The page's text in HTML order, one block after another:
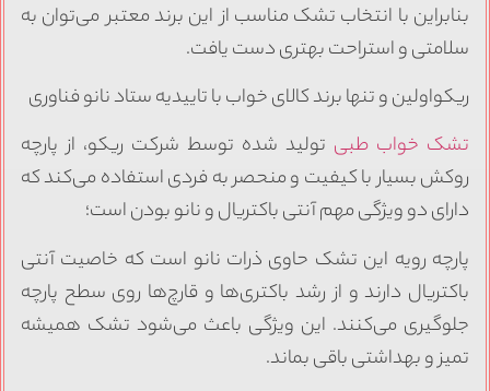
با انتخاب تشک مناسب از این برند معتبر می‌توان به
و استراحت بهتری دست یافت.
و تنها برند کالای خواب با تاییدیه ستاد نانو فناوری
خواب طبیتولید شده توسط شرکت ریکو، از پارچه
بسیار با کیفیت و منحصر به فردی استفاده می‌کند که
دو ویژگی مهم آنتی باکتریال و نانو بودن است؛
رویه این تشک حاوی ذرات نانو است که خاصیت آنتی
دارند و از رشد باکتری‌ها و قارچ‌ها روی سطح پارچه
می‌کنند. این ویژگی باعث می‌شود تشک همیشه
و بهداشتی باقی بماند.